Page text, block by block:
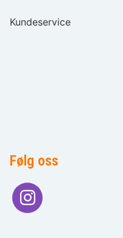
Kundeservice
Følg oss